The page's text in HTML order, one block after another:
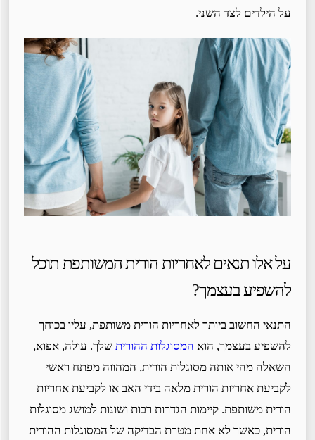
על הילדים לצד השני.
על אלו תנאים לאחריות הורית המשותפת תוכל
להשפיע בעצמך?
התנאי החשוב ביותר לאחריות הורית משותפת, עליו בכוחך
להשפיע בעצמך, הואהמסוגלות ההוריתשלך. עולה, אפוא,
השאלה מהי אותה מסוגלות הורית, המהווה מפתח ראשי
לקביעת אחריות הורית מלאה בידי האב או לקביעת אחריות
הורית משותפת. קיימות הגדרות רבות ושונות למושג מסוגלות
הורית, כאשר לא אחת מטרת הבדיקה של המסוגלות ההורית